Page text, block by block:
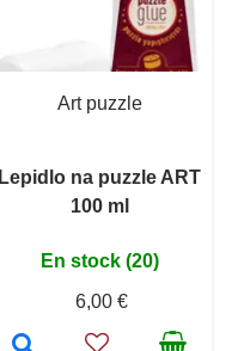
Art puzzle
Lepidlo na puzzle ART
100 ml
En stock (20)
6,00 €